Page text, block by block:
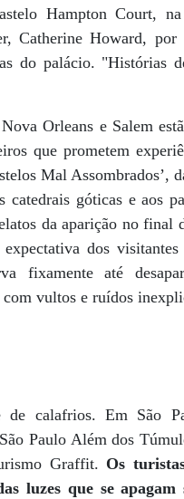
Hampton Court,
Catherine Howard,
do palácio. "Histórias
Orleans e Salem
que prometem
Mal Assombrados’,
catedrais góticas e aos
da aparição no final
dos
fixamente até
vultos e ruídos
calafrios. Em São
Paulo Além dos
Graffit. Os
luzes que se